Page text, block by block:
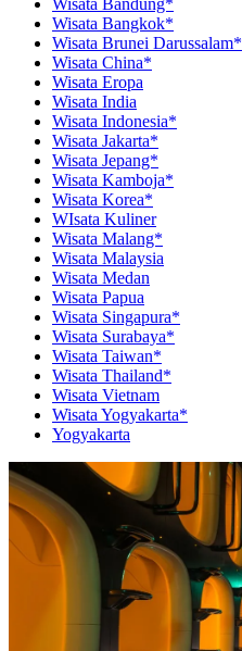
Wisata Bangkok*
Wisata Brunei Darussalam*
Wisata China*
Wisata Eropa
Wisata India
Wisata Indonesia*
Wisata Jakarta*
Wisata Jepang*
Wisata Kamboja*
Wisata Korea*
WIsata Kuliner
Wisata Malang*
Wisata Malaysia
Wisata Medan
Wisata Papua
Wisata Singapura*
Wisata Surabaya*
Wisata Taiwan*
Wisata Thailand*
Wisata Vietnam
Wisata Yogyakarta*
Yogyakarta